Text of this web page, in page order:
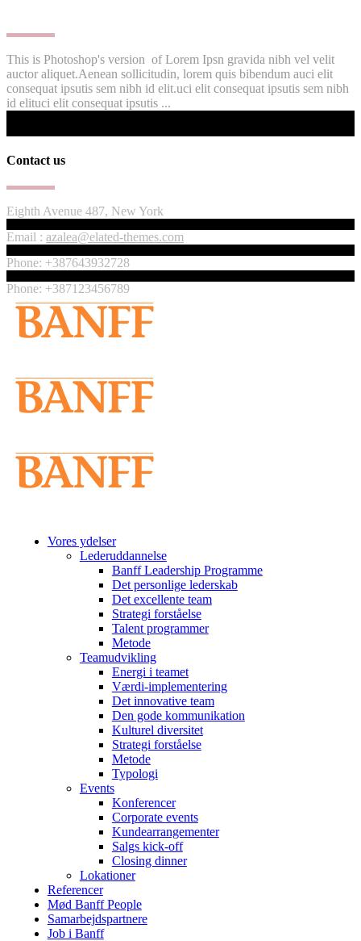
This is Photoshop's version of Lorem Ipsn gravida nibh vel velit
auctor aliquet.Aenean sollicitudin, lorem quis bibendum auci elit
consequat ipsutis sem nibh id elit.uci elit consequat ipsutis sem nibh
id elituci elit consequat ipsutis ...
Contact us
Eighth Avenue 487, New York
Email : azalea@elated-themes.com
Phone: +387643932728
Phone: +387123456789
Vores ydelser
Lederuddannelse
Banff Leadership Programme
Det personlige lederskab
Det excellente team
Strategi forståelse
Talent programmer
Metode
Teamudvikling
Energi i teamet
Værdi-implementering
Det innovative team
Den gode kommunikation
Kulturel diversitet
Strategi forståelse
Metode
Typologi
Events
Konferencer
Corporate events
Kundearrangementer
Salgs kick-off
Closing dinner
Lokationer
Referencer
Mød Banff People
Samarbejdspartnere
Job i Banff